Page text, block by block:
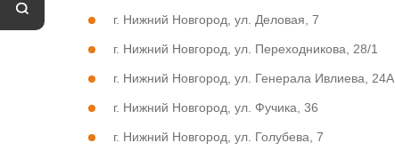
г. Нижний Новгород, ул. Деловая, 7
г. Нижний Новгород, ул. Переходникова, 28/1
г. Нижний Новгород, ул. Генерала Ивлиева, 24А
г. Нижний Новгород, ул. Фучика, 36
г. Нижний Новгород, ул. Голубева, 7